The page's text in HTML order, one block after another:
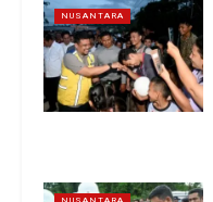
NUSANTARA